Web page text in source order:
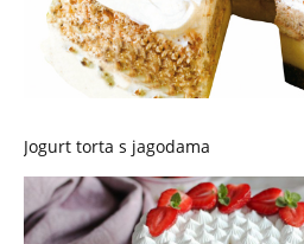
Jogurt torta s jagodama